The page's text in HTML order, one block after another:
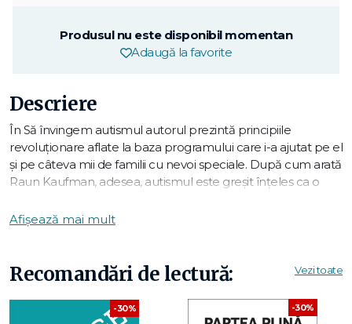
Produsul nu este disponibil momentan
Adaugă la favorite
Descriere
În Să învingem autismul autorul prezintă principiile
revoluționare aflate la baza programului care i-a ajutat pe el
și pe câteva mii de familii cu nevoi speciale. După cum arată
Raun Kaufman, adesea, autismul este greșit înțeles ca o
social-relațională. El explică, din proprie experiență, ce
Un ghid detaliat cu strategii clare și practice, pe care cititorii
le pot aplica imediat – în unele cazuri, părinții observă
schimbări la copiii lor în numai o zi – Să învingem autismul
Afișează mai mult
Recomandări de lectură: Vezi toate
-30% -30%